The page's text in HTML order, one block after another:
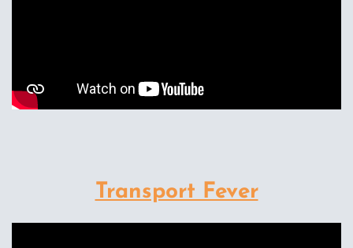
Transport Fever